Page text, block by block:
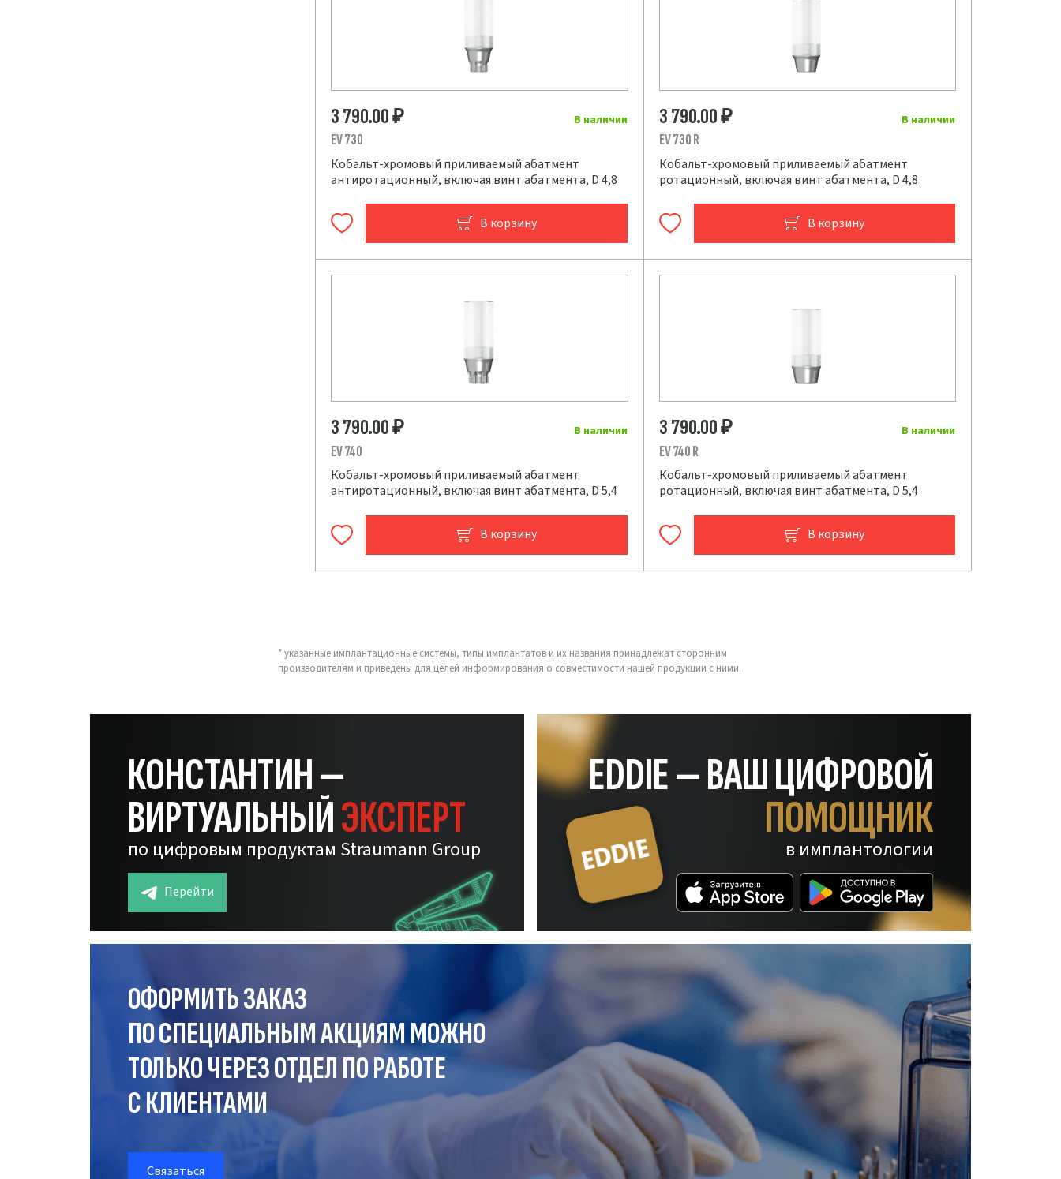
В наличии
3 790.00₽
EV 730
Кобальт-хромовый приливаемый абатмент
антиротационный, включая винт абатмента, D 4,8
В корзину
В наличии
3 790.00₽
EV 730 R
Кобальт-хромовый приливаемый абатмент
ротационный, включая винт абатмента, D 4,8
В корзину
В наличии
3 790.00₽
EV 740
Кобальт-хромовый приливаемый абатмент
антиротационный, включая винт абатмента, D 5,4
В корзину
В наличии
3 790.00₽
EV 740 R
Кобальт-хромовый приливаемый абатмент
ротационный, включая винт абатмента, D 5,4
В корзину
* указанные имплантационные системы, типы имплантатов и их названия принадлежат сторонним
производителям и приведены для целей информирования о совместимости нашей продукции с ними.
КОНСТАНТИН —
ВИРТУАЛЬНЫЙЭКСПЕРТ
по цифровым продуктам Straumann Group
Перейти
EDDIE — ВАШ ЦИФРОВОЙ
ПОМОЩНИК
в имплантологии
ОФОРМИТЬ ЗАКАЗ
ПО СПЕЦИАЛЬНЫМ АКЦИЯМ МОЖНО
ТОЛЬКО ЧЕРЕЗ ОТДЕЛПО РАБОТЕ
С КЛИЕНТАМИ
Связаться